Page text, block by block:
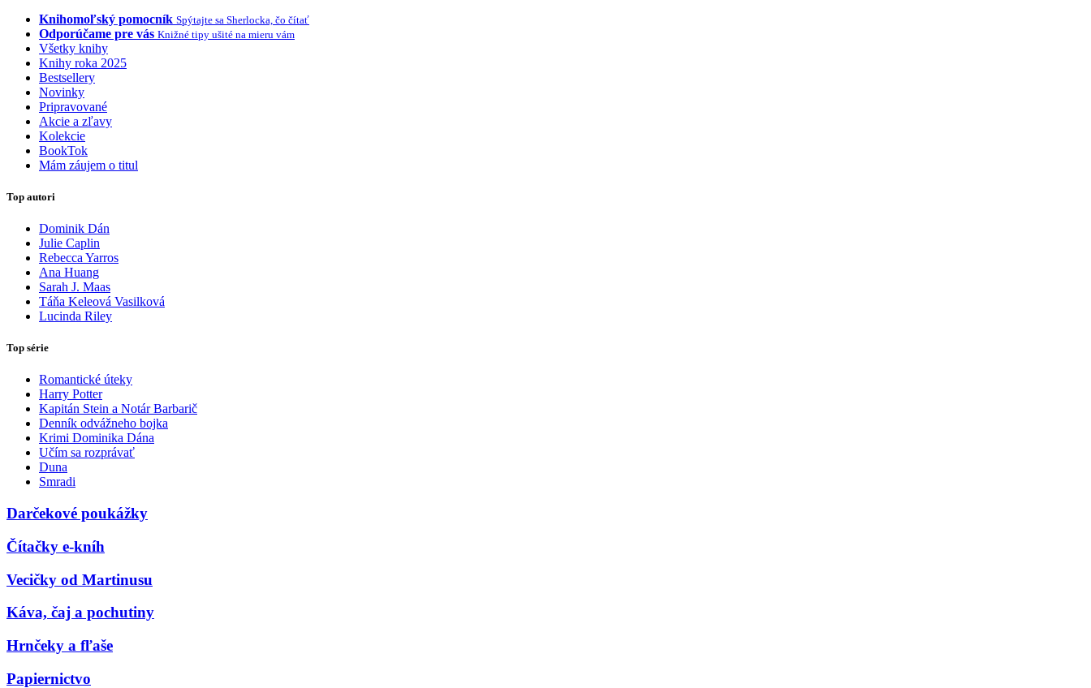
Knihomoľský pomocník Spýtajte sa Sherlocka, čo čítať
Odporúčame pre vás Knižné tipy ušité na mieru vám
Všetky knihy
Knihy roka 2025
Bestsellery
Novinky
Pripravované
Akcie a zľavy
Kolekcie
BookTok
Mám záujem o titul
Top autori
Dominik Dán
Julie Caplin
Rebecca Yarros
Ana Huang
Sarah J. Maas
Táňa Keleová Vasilková
Lucinda Riley
Top série
Romantické úteky
Harry Potter
Kapitán Stein a Notár Barbarič
Denník odvážneho bojka
Krimi Dominika Dána
Učím sa rozprávať
Duna
Smradi
Darčekové poukážky
Čítačky e-kníh
Vecičky od Martinusu
Káva, čaj a pochutiny
Hrnčeky a fľaše
Papiernictvo